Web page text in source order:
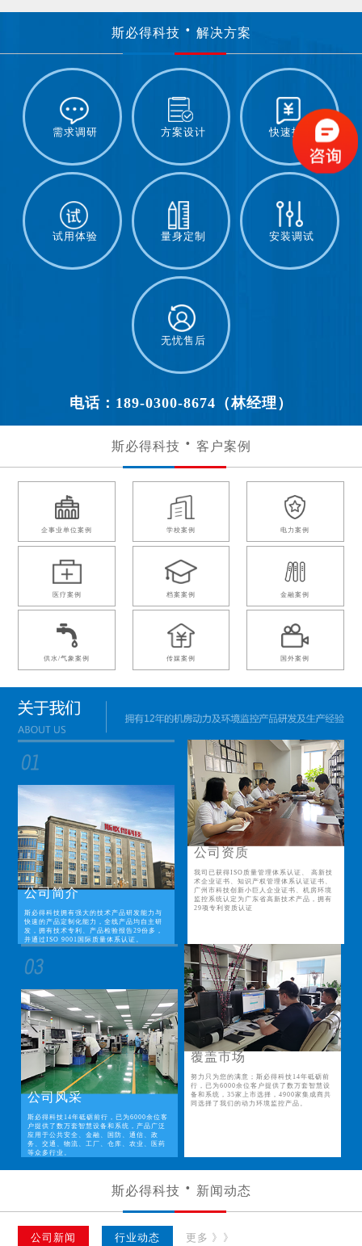
斯必得科技 解决方案
需求调研 方案设计 快速报价
试用体验 量身定制 安装调试
无忧售后
电话：189-0300-8674（林经理）
斯必得科技 客户案例
企事业单位案例 学校案例 电力案例
医疗案例 档案案例 金融案例
供水/气象案例 传媒案例 国外案例
公司简介
斯必得科技拥有强大的技术产品研发能力与
快速的产品定制化能力，全线产品均自主研
发，拥有技术专利、产品检验报告29份多，
并通过ISO 9001国际质量体系认证。
公司资质
我司已获得ISO质量管理体系认证、 高新技
术企业证书、知识产权管理体系认证证书、
广州市科技创新小巨人企业证书、机房环境
监控系统认定为广东省高新技术产品，拥有
29项专利资质认证
公司风采
斯必得科技14年砥砺前行，已为6000余位客
户提供了数万套智慧设备和系统，产品广泛
应用于公共安全、金融、国防、通信、政
务、交通、物流、工厂、仓库、农业、医药
等众多行业。
覆盖市场
努力只为您的满意；斯必得科技14年砥砺前
行，已为6000余位客户提供了数万套智慧设
备和系统，35家上市选择，4900家集成商共
同选择了我们的动力环境监控产品。
斯必得科技 新闻动态
公司新闻 行业动态 更多 》》